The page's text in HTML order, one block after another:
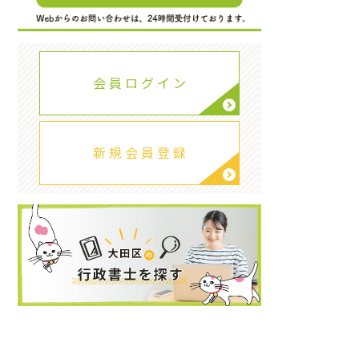
会 員 ロ グ イ ン
新 規 会 員 登 録